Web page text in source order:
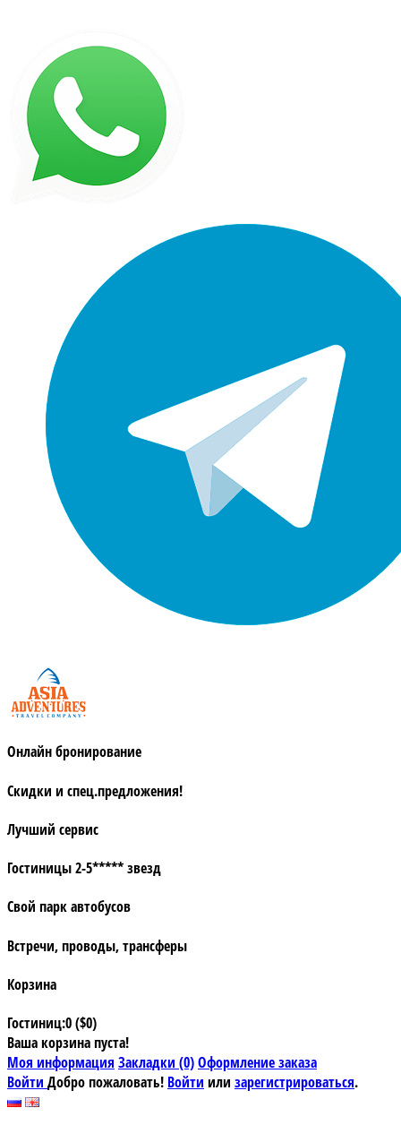
Онлайн бронирование
Скидки и спец.предложения!
Лучший сервис
Гостиницы 2-5***** звезд
Свой парк автобусов
Встречи, проводы, трансферы
Корзина
Гостиниц:0 ($0)
Ваша корзина пуста!
Моя информация Закладки (0)Оформление заказа
Войти Добро пожаловать! Войти или зарегистрироваться.